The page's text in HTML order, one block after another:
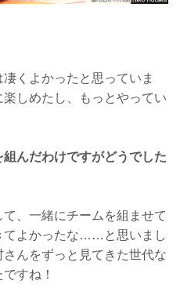
くよかったと思っていま
しめたし、もっとやってい
んだわけですがどうでした
、一緒にチームを組ませて
てよかったな……と思いまし
んをずっと見てきた世代な
すね！